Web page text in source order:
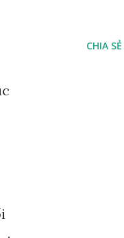
CHIA SẺ